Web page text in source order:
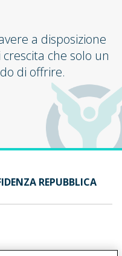
a disposizione
che solo un
di offrire.
REPUBBLICA
(PR)